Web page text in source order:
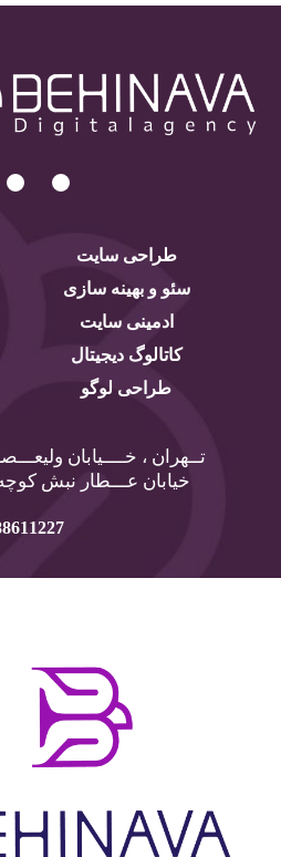
طراحی سایت
سئو و بهینه سازی
ادمینی سایت
کاتالوگ دیجیتال
طراحی لوگو
تــهران ، خــــیابان
خیابان عـــطار نبش کوچه